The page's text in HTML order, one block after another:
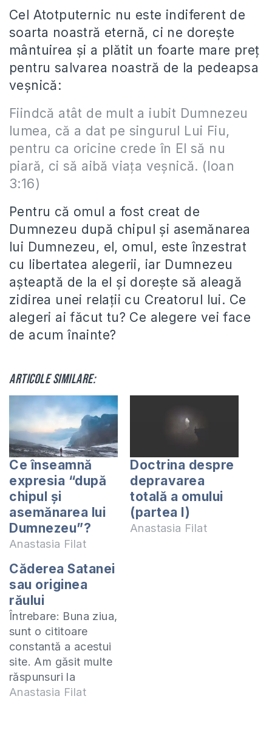
Cel Atotputernic nu este indiferent de
soarta noastră eternă, ci ne doreşte
mântuirea şi a plătit un foarte mare preţ
pentru salvarea noastră de la pedeapsa
veşnică:
Fiindcă atât de mult a iubit Dumnezeu
lumea, că a dat pe singurul Lui Fiu,
pentru ca oricine crede în El să nu
piară, ci să aibă viaţa veşnică. (Ioan
3:16)
Pentru că omul a fost creat de
Dumnezeu după chipul şi asemănarea
lui Dumnezeu, el, omul, este înzestrat
cu libertatea alegerii, iar Dumnezeu
aşteaptă de la el şi doreşte să aleagă
zidirea unei relaţii cu Creatorul lui. Ce
alegeri ai făcut tu? Ce alegere vei face
de acum înainte?
Articole similare:
Ce înseamnă
expresia “după
chipul și
asemănarea lui
Dumnezeu”?
Anastasia Filat
Doctrina despre
depravarea
totală a omului
(partea I)
Anastasia Filat
Căderea Satanei
sau originea
răului
Întrebare: Buna ziua,
sunt o cititoare
constantă a acestui
site. Am găsit multe
răspunsuri la
întrebările mele.
Anastasia Filat